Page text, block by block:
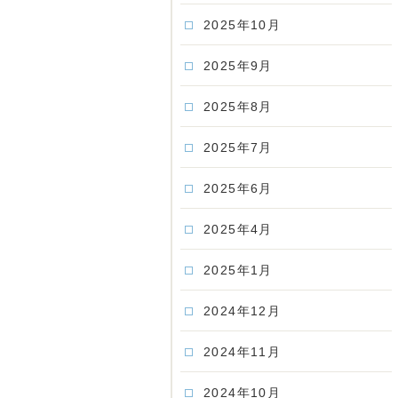
2025年10月
2025年9月
2025年8月
2025年7月
2025年6月
2025年4月
2025年1月
2024年12月
2024年11月
2024年10月